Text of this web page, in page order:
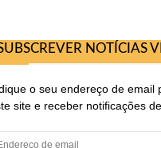
NOTÍCIAS
o seu endereço de email
site e receber notificações